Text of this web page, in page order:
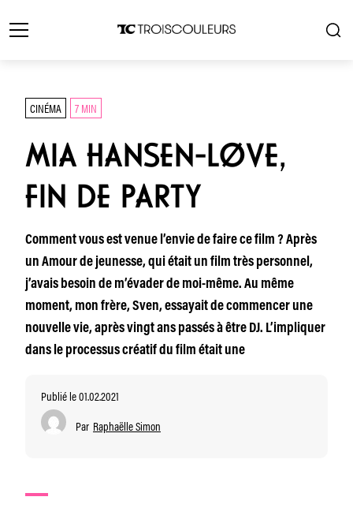
CINÉMA 7 MIN
MIA HANSEN-LØVE,
FIN DE PARTY
Comment vous est venue l’envie de faire ce film ? Après
un Amour de jeunesse, qui était un film très personnel,
j’avais besoin de m’évader de moi-même. Au même
moment, mon frère, Sven, essayait de commencer une
nouvelle vie, après vingt ans passés à être DJ. L’impliquer
dans le processus créatif du film était une
Publié le 01.02.2021
Par Raphaëlle Simon